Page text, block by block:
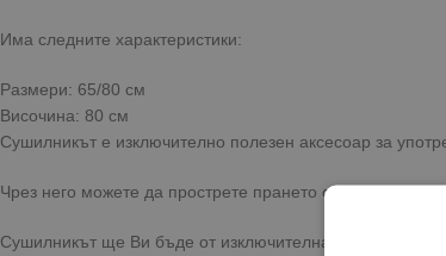
Има следните характеристики:
Размери: 65/80 см
Височина: 80 см
Сушилникът е изключително полезен аксесоар за
Чрез него можете да прострете прането си навсякъде,
Сушилникът ще Ви бъде от изключителна полза